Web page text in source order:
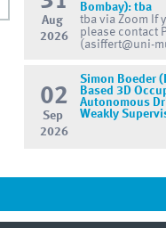
Aug
2026
Bombay): tba
tba via Zoom If you are interested
please contact
(asiffert@uni-
02
Sep
2026
Simon Boeder
Based 3D
Autonomous
Weakly